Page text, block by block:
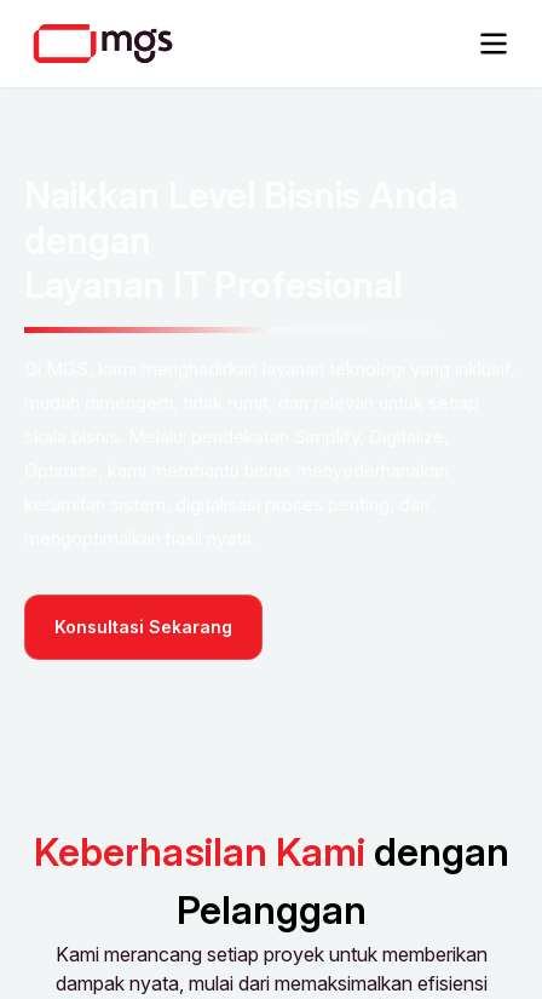
Konsultasi Sekarang
Keberhasilan Kami dengan
Pelanggan
Kami merancang setiap proyek untuk memberikan
dampak nyata, mulai dari memaksimalkan efisiensi